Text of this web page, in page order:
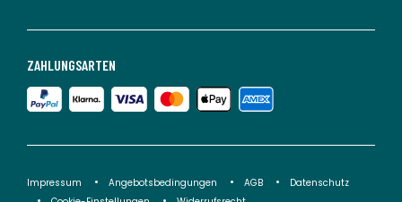
ZAHLUNGSARTEN
Impressum Angebotsbedingungen AGB
Datenschutz